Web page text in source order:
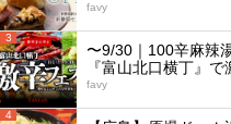
favy
3
〜9/30｜100辛麻辣
『富山北口横丁』
favy
4